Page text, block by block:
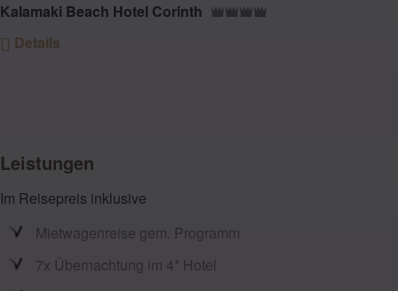
Kalamaki Beach Hotel Corinth
Details
Leistungen
Im Reisepreis inklusive
Mietwagenreise gem. Programm
7x Übernachtung im 4* Hotel